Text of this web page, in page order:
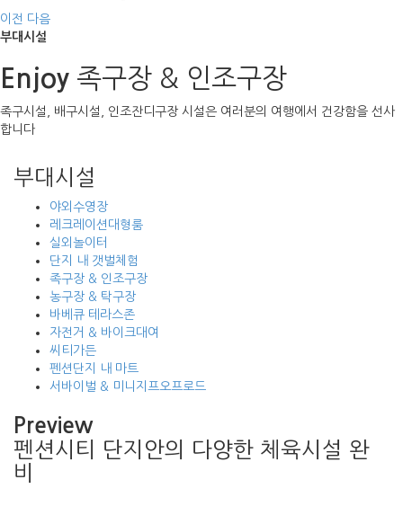
이전 다음
부대시설
Enjoy 족구장 & 인조구장
족구시설, 배구시설, 인조잔디구장 시설은 여러분의 여행에서 건강함을 선사
합니다
부대시설
야외수영장
레크레이션대형룸
실외놀이터
단지 내 갯벌체험
족구장 & 인조구장
농구장 & 탁구장
바베큐 테라스존
자전거 & 바이크대여
씨티가든
펜션단지 내 마트
서바이벌 & 미니지프오프로드
Preview
펜션시티 단지안의 다양한 체육시설 완
비